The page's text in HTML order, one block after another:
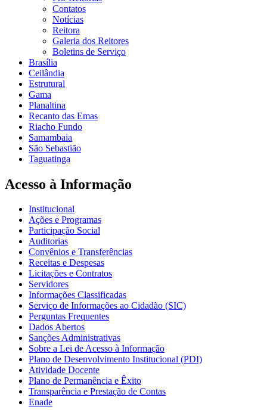
Contatos
Notícias
Reitora
Galeria dos Reitores
Boletins de Serviço
Brasília
Ceilândia
Estrutural
Gama
Planaltina
Recanto das Emas
Riacho Fundo
Samambaia
São Sebastião
Taguatinga
Acesso à Informação
Institucional
Ações e Programas
Participação Social
Auditorias
Convênios e Transferências
Receitas e Despesas
Licitações e Contratos
Servidores
Informações Classificadas
Serviço de Informações ao Cidadão (SIC)
Perguntas Frequentes
Dados Abertos
Sanções Administrativas
Sobre a Lei de Acesso à Informação
Plano de Desenvolvimento Institucional (PDI)
Atividade Docente
Plano de Permanência e Êxito
Transparência e Prestação de Contas
Enade